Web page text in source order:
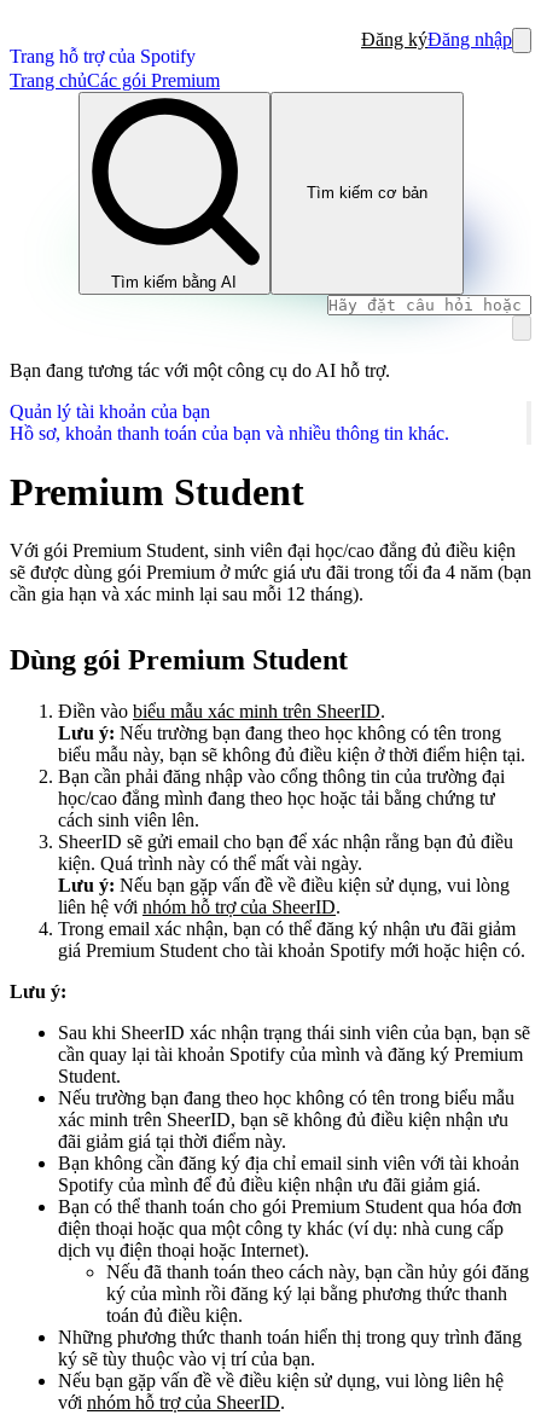
Trang hỗ trợ của Spotify
Đăng kýĐăng nhập
Trang chủCác gói Premium
Tìm kiếm bằng AI
Tìm kiếm cơ bản
Bạn đang tương tác với một công cụ do AI hỗ trợ.
Quản lý tài khoản của bạn
Hồ sơ, khoản thanh toán của bạn và nhiều thông tin khác.
Premium Student
Với gói Premium Student, sinh viên đại học/cao đẳng đủ điều kiện
sẽ được dùng gói Premium ở mức giá ưu đãi trong tối đa 4 năm (bạn
cần gia hạn và xác minh lại sau mỗi 12 tháng).
Dùng gói Premium Student
Điền vào biểu mẫu xác minh trên SheerID.
Lưu ý: Nếu trường bạn đang theo học không có tên trong
biểu mẫu này, bạn sẽ không đủ điều kiện ở thời điểm hiện tại.
Bạn cần phải đăng nhập vào cổng thông tin của trường đại
học/cao đẳng mình đang theo học hoặc tải bằng chứng tư
cách sinh viên lên.
SheerID sẽ gửi email cho bạn để xác nhận rằng bạn đủ điều
kiện. Quá trình này có thể mất vài ngày.
Lưu ý: Nếu bạn gặp vấn đề về điều kiện sử dụng, vui lòng
liên hệ với nhóm hỗ trợ của SheerID.
Trong email xác nhận, bạn có thể đăng ký nhận ưu đãi giảm
giá Premium Student cho tài khoản Spotify mới hoặc hiện có.
Lưu ý:
Sau khi SheerID xác nhận trạng thái sinh viên của bạn, bạn sẽ
cần quay lại tài khoản Spotify của mình và đăng ký Premium
Student.
Nếu trường bạn đang theo học không có tên trong biểu mẫu
xác minh trên SheerID, bạn sẽ không đủ điều kiện nhận ưu
đãi giảm giá tại thời điểm này.
Bạn không cần đăng ký địa chỉ email sinh viên với tài khoản
Spotify của mình để đủ điều kiện nhận ưu đãi giảm giá.
Bạn có thể thanh toán cho gói Premium Student qua hóa đơn
điện thoại hoặc qua một công ty khác (ví dụ: nhà cung cấp
dịch vụ điện thoại hoặc Internet).
Nếu đã thanh toán theo cách này, bạn cần hủy gói đăng
ký của mình rồi đăng ký lại bằng phương thức thanh
toán đủ điều kiện.
Những phương thức thanh toán hiển thị trong quy trình đăng
ký sẽ tùy thuộc vào vị trí của bạn.
Nếu bạn gặp vấn đề về điều kiện sử dụng, vui lòng liên hệ
với nhóm hỗ trợ của SheerID.